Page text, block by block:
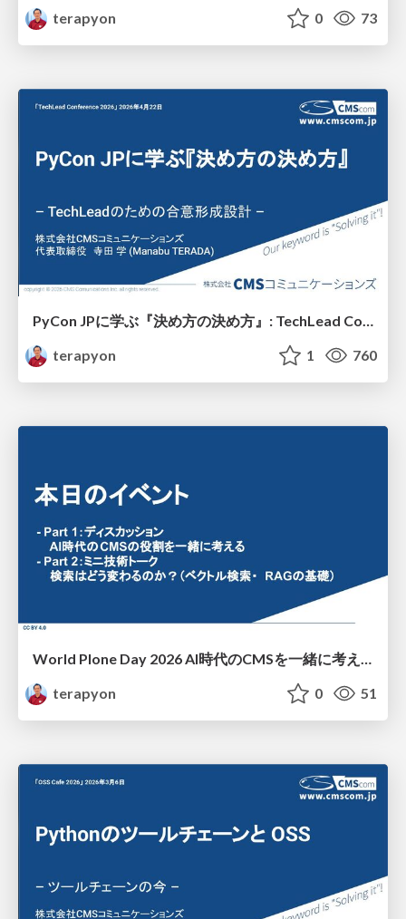
terapyon
0 73
PyCon JPに学ぶ『決め方の決め方』: TechLead Conference 2026
terapyon
1 760
World Plone Day 2026 AI時代のCMSを一緒に考える
terapyon
0 51